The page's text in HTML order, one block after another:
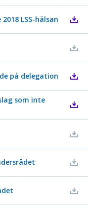
LSS-hälsan
på delegation
som inte